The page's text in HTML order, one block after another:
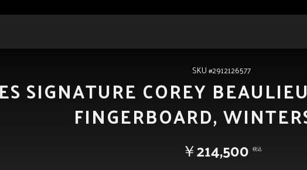
SKU #2912126577
SIGNATURE COREY
FINGERBOARD,
￥214,500 税込